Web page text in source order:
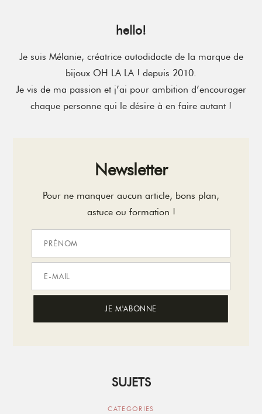
hello!
Je suis Mélanie, créatrice autodidacte de la marque de
bijoux OH LA LA ! depuis 2010.
Je vis de ma passion et j’ai pour ambition d’encourager
chaque personne qui le désire à en faire autant !
Newsletter
Pour ne manquer aucun article, bons plan,
astuce ou formation !
SUJETS
CATEGORIES